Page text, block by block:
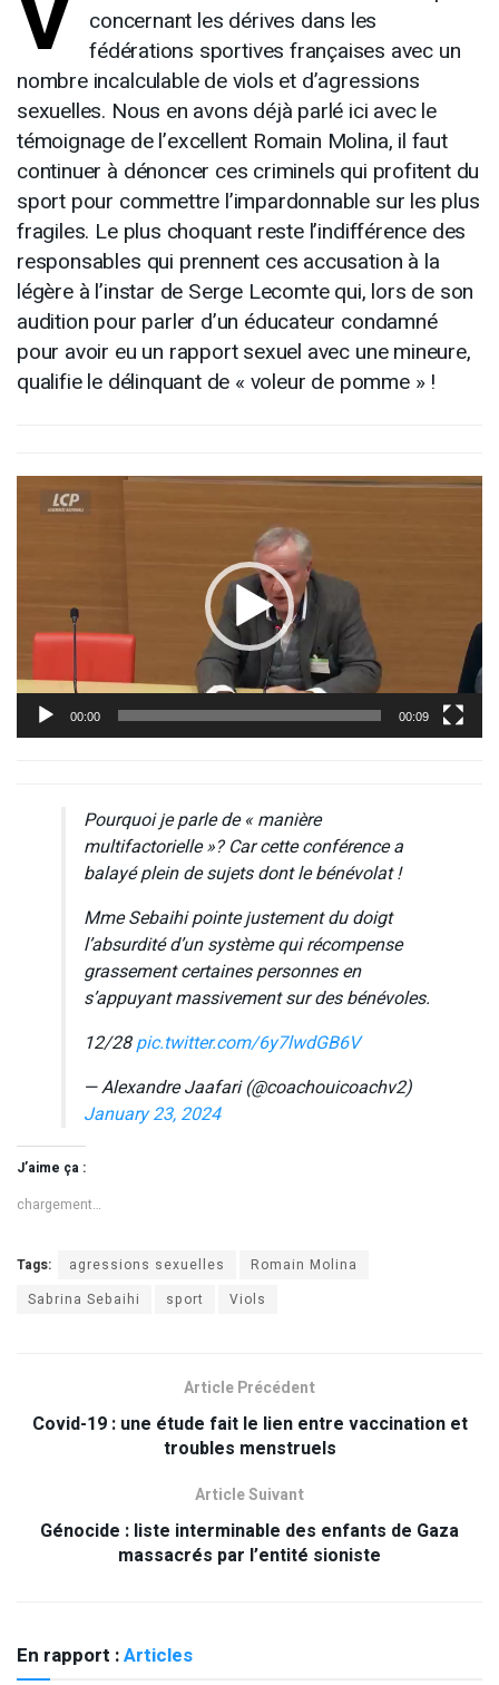
concernant les dérives dans les
fédérations sportives françaises avec un
nombre incalculable de viols et d’agressions
sexuelles. Nous en avons déjà parlé ici avec le
témoignage de l’excellent Romain Molina, il faut
continuer à dénoncer ces criminels qui profitent du
sport pour commettre l’impardonnable sur les plus
fragiles. Le plus choquant reste l’indifférence des
responsables qui prennent ces accusation à la
légère à l’instar de Serge Lecomte qui, lors de son
audition pour parler d’un éducateur condamné
pour avoir eu un rapport sexuel avec une mineure,
qualifie le délinquant de « voleur de pomme » !
Lecteur
vidéo
00:00 00:09
Pourquoi je parle de « manière
multifactorielle »? Car cette conférence a
balayé plein de sujets dont le bénévolat !
Mme Sebaihi pointe justement du doigt
l’absurdité d’un système qui récompense
grassement certaines personnes en
s’appuyant massivement sur des bénévoles.
12/28pic.twitter.com/6y7lwdGB6V
— Alexandre Jaafari (@coachouicoachv2)
January 23, 2024
J’aime ça :
chargement…
Tags: agressions sexuelles
Romain Molina
Sabrina Sebaihi
sport Viols
Article Précédent
Covid-19 : une étude fait le lien entre vaccination et
troubles menstruels
Article Suivant
Génocide : liste interminable des enfants de Gaza
massacrés par l’entité sioniste
En rapport :Articles